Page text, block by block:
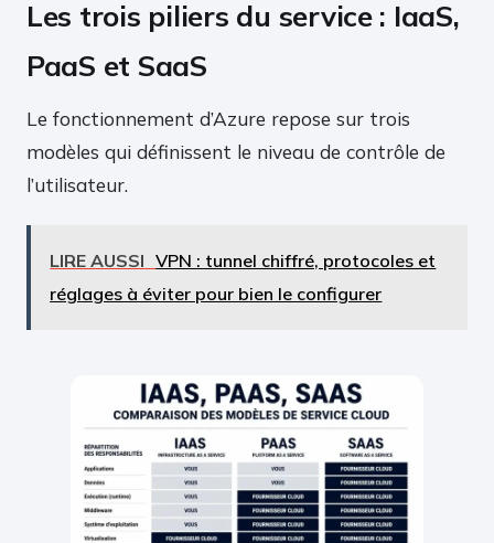
Les trois piliers du service : IaaS,
PaaS et SaaS
Le fonctionnement d’Azure repose sur trois
modèles qui définissent le niveau de contrôle de
l’utilisateur.
LIRE AUSSI VPN : tunnel chiffré, protocoles et
réglages à éviter pour bien le configurer